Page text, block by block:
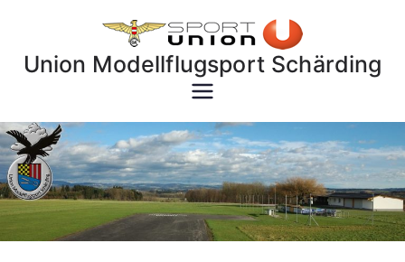
springen
Union Modellflugsport Schärding